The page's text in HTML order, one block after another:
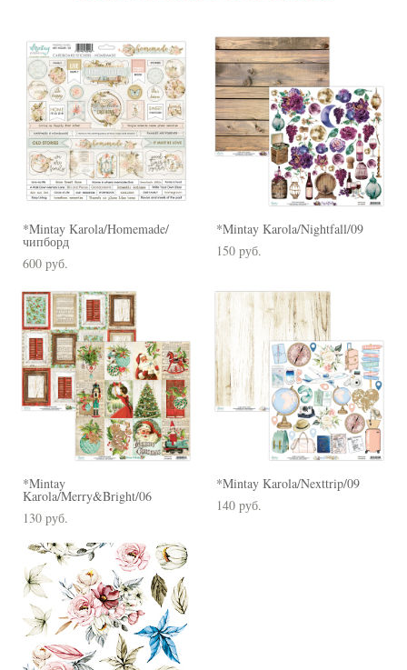
*Mintay Karola/Homemade/
чипборд
600 pуб.
*Mintay Karola/Nightfall/09
150 pуб.
*Mintay
Karola/Merry&Bright/06
130 pуб.
*Mintay Karola/Nexttrip/09
140 pуб.